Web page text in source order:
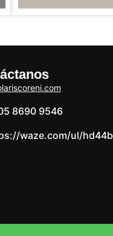
8690 9546
waze.com/ul/hd44b